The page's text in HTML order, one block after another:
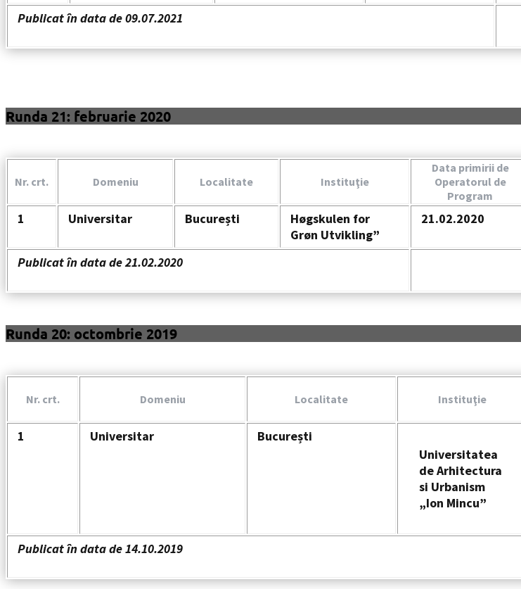
Publicat în data de 09.07.2021
Runda 21: februarie 2020
Nr. crt. Domeniu Localitate Instituţie
Data primirii de
Operatorul de
Program
1 Universitar București
Høgskulen for
Grøn Utvikling”
21.02.2020
Publicat în data de 21.02.2020
Runda 20: octombrie 2019
Nr. crt. Domeniu Localitate Instituţie
1 Universitar
București
Universitatea
de Arhitectura
si Urbanism
„Ion Mincu”
Publicat în data de 14.10.2019